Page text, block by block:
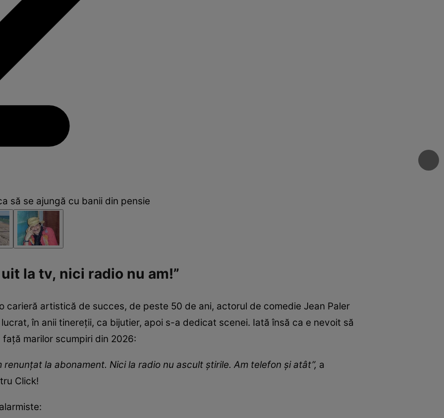
să se ajungă cu banii din pensie
la tv, nici radio nu am!”
carieră artistică de succes, de peste 50 de ani, actorul de comedie Jean Paler
în anii tinereții, ca bijutier, apoi s-a dedicat scenei. Iată însă ca e nevoit să
marilor scumpiri din 2026:
renunțat la abonament. Nici la radio nu ascult știrile. Am telefon și atât”, a
Click!